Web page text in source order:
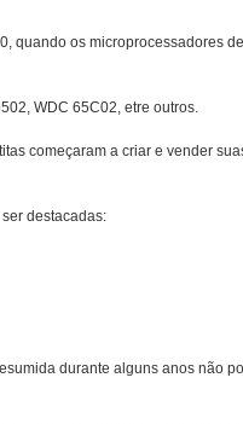
quando os microprocessadores
WDC 65C02, etre outros.
começaram a criar e vender
destacadas:
durante alguns anos não